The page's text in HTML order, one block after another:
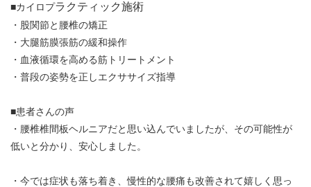
■カイロプラクティック施術
・股関節と腰椎の矯正
・大腿筋膜張筋の緩和操作
・血液循環を高める筋トリートメント
・普段の姿勢を正しエクササイズ指導
■患者さんの声
・腰椎椎間板ヘルニアだと思い込んでいましたが、その可能性が
低いと分かり、安心しました。
・今では症状も落ち着き、慢性的な腰痛も改善されて嬉しく思っ